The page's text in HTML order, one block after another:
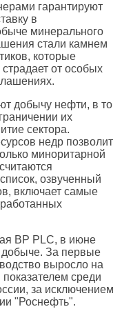
гарантируют
в
минерального
стали камнем
которые
страдает от особых
добычу нефти, в то
их
сектора.
недр позволит
миноритарной
озвученный
включает самые
BP PLC, в июне
добыче. За первые
выросло на
среди
за исключением
"Роснефть".